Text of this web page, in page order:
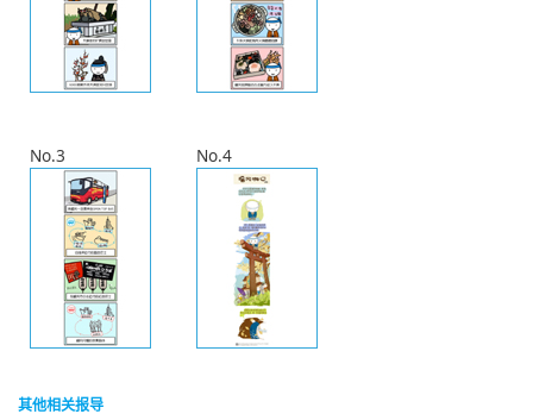
No.3 No.4
其他相关报导